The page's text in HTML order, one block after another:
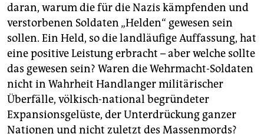
daran, warum die für die Nazis kämpfenden und
verstorbenen Soldaten „Helden“ gewesen sein
sollen. Ein Held, so die landläufige Auffassung, hat
eine positive Leistung erbracht – aber welche sollte
das gewesen sein? Waren die Wehrmacht-Soldaten
nicht in Wahrheit Handlanger militärischer
Überfälle, völkisch-national begründeter
Expansionsgelüste, der Unterdrückung ganzer
Nationen und nicht zuletzt des Massenmords?